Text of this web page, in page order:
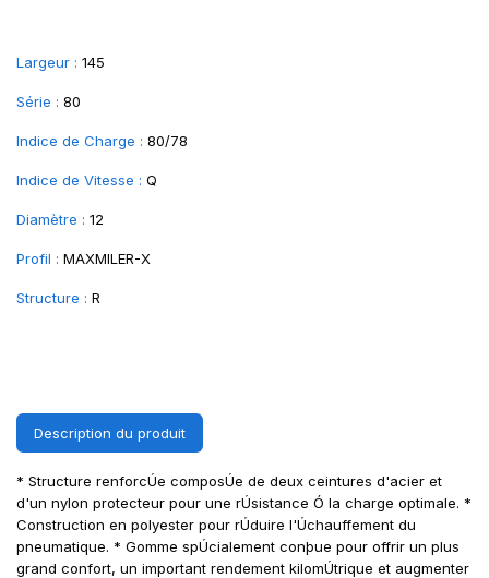
Largeur : 145
Série : 80
Indice de Charge : 80/78
Indice de Vitesse : Q
Diamètre : 12
Profil : MAXMILER-X
Structure : R
Description du produit
* Structure renforcÚe composÚe de deux ceintures d'acier et
d'un nylon protecteur pour une rÚsistance Ó la charge optimale. *
Construction en polyester pour rÚduire l'Úchauffement du
pneumatique. * Gomme spÚcialement conþue pour offrir un plus
grand confort, un important rendement kilomÚtrique et augmenter